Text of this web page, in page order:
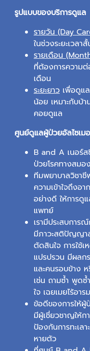
รูปแบบของบริการดูแล
รายวัน (Day
ในช่วงระยะเวล
รายเดือน
ที่ต้องการความต่
เดือน
ระยะยาว เพื่อดูแ
น้อย เหมาะกับบ้
คอยดูแล
ศูนย์ดูแลผู้ป่วยอัลไซเม
B and A เนอร์ส
ป่วยโรคทางสมอ
ทีมพยาบาลวิชา
ความเข้าใจถึงอ
อย่างดี ให้การดู
แพทย์
เรามีประสบการ
มีภาวะสติปัญญา
ตัดสินใจ การใช้
แปรปรวน มีผลก
และคนรอบข้าง
เช่น ถามซ้ำ พูดซ้
ใจ เฉยเมยไร้อ
ข้อดีของการให้
มีผู้เชี่ยวชาญให้
ป้องกันการทะเ
หายตัว